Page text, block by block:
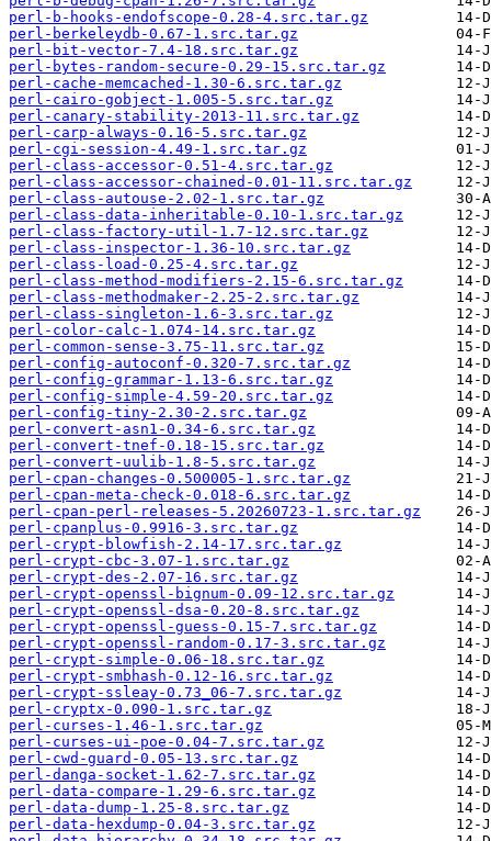
perl-b-hooks-endofscope-0.28-4.src.tar.gz
perl-berkeleydb-0.67-1.src.tar.gz
perl-bit-vector-7.4-18.src.tar.gz
perl-bytes-random-secure-0.29-15.src.tar.gz
perl-cache-memcached-1.30-6.src.tar.gz
perl-cairo-gobject-1.005-5.src.tar.gz
perl-canary-stability-2013-11.src.tar.gz
perl-carp-always-0.16-5.src.tar.gz
perl-cgi-session-4.49-1.src.tar.gz
perl-class-accessor-0.51-4.src.tar.gz
perl-class-accessor-chained-0.01-11.src.tar.gz
perl-class-autouse-2.02-1.src.tar.gz
perl-class-data-inheritable-0.10-1.src.tar.gz
perl-class-factory-util-1.7-12.src.tar.gz
perl-class-inspector-1.36-10.src.tar.gz
perl-class-load-0.25-4.src.tar.gz
perl-class-method-modifiers-2.15-6.src.tar.gz
perl-class-methodmaker-2.25-2.src.tar.gz
perl-class-singleton-1.6-3.src.tar.gz
perl-color-calc-1.074-14.src.tar.gz
perl-common-sense-3.75-11.src.tar.gz
perl-config-autoconf-0.320-7.src.tar.gz
perl-config-grammar-1.13-6.src.tar.gz
perl-config-simple-4.59-20.src.tar.gz
perl-config-tiny-2.30-2.src.tar.gz
perl-convert-asn1-0.34-6.src.tar.gz
perl-convert-tnef-0.18-15.src.tar.gz
perl-convert-uulib-1.8-5.src.tar.gz
perl-cpan-changes-0.500005-1.src.tar.gz
perl-cpan-meta-check-0.018-6.src.tar.gz
perl-cpan-perl-releases-5.20260723-1.src.tar.gz
perl-cpanplus-0.9916-3.src.tar.gz
perl-crypt-blowfish-2.14-17.src.tar.gz
perl-crypt-cbc-3.07-1.src.tar.gz
perl-crypt-des-2.07-16.src.tar.gz
perl-crypt-openssl-bignum-0.09-12.src.tar.gz
perl-crypt-openssl-dsa-0.20-8.src.tar.gz
perl-crypt-openssl-guess-0.15-7.src.tar.gz
perl-crypt-openssl-random-0.17-3.src.tar.gz
perl-crypt-simple-0.06-18.src.tar.gz
perl-crypt-smbhash-0.12-16.src.tar.gz
perl-crypt-ssleay-0.73_06-7.src.tar.gz
perl-cryptx-0.090-1.src.tar.gz
perl-curses-1.46-1.src.tar.gz
perl-curses-ui-poe-0.04-7.src.tar.gz
perl-cwd-guard-0.05-13.src.tar.gz
perl-danga-socket-1.62-7.src.tar.gz
perl-data-compare-1.29-6.src.tar.gz
perl-data-dump-1.25-8.src.tar.gz
perl-data-hexdump-0.04-3.src.tar.gz